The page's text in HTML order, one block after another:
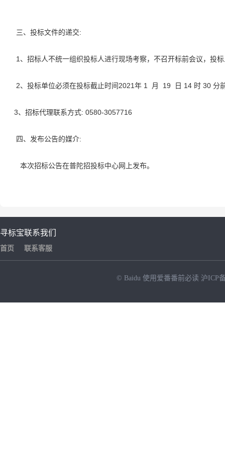
三、投标文件的递交:
1 、招标人不统一组织投标人进行现场考察，不召开标前会议，投
2、投标单位必须在投标截止时间 2021 年 1 月 19 日 14 时 30 分
3、招标代理联系方式: 0580-3057716
四、发布公告的媒介:
本次招标公告在普陀招投标中心网上发布。
寻标宝
首页
联系我们
联系客服
© Baidu 使用爱番番前必读 沪ICP